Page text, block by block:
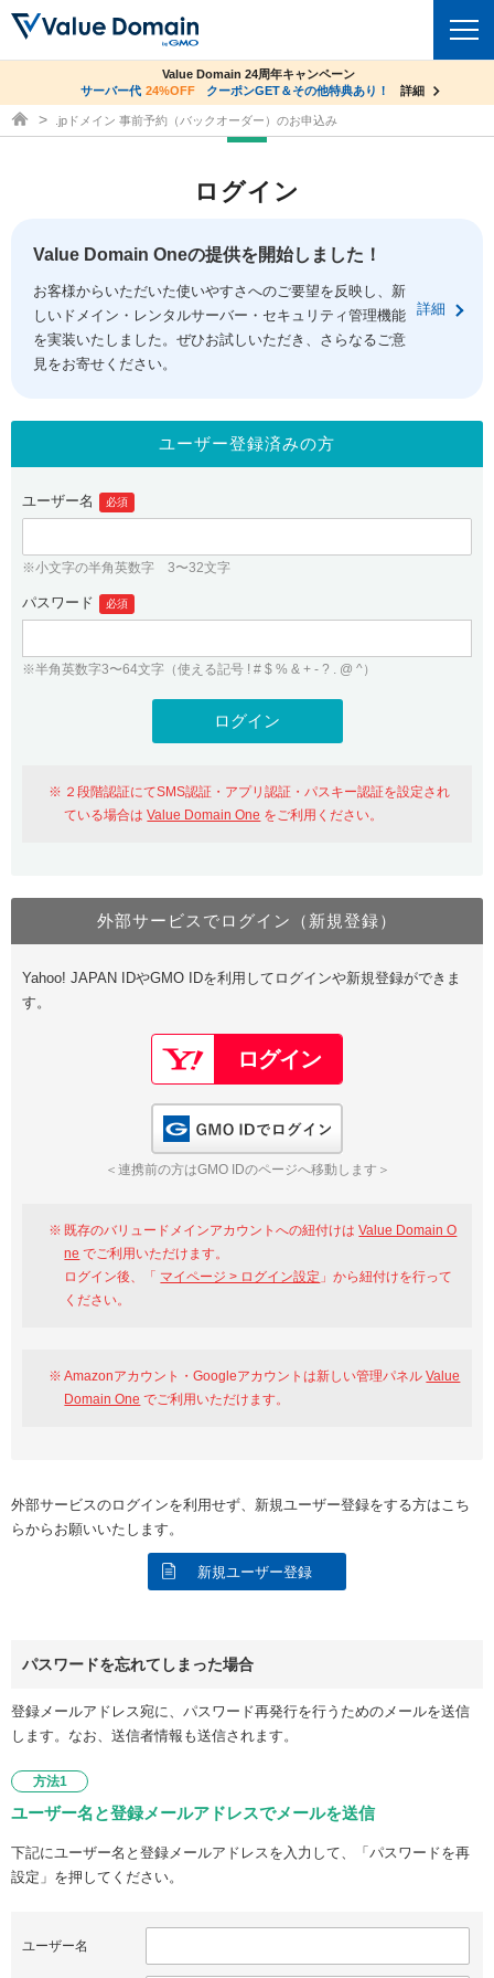
ドメイントップ
ドメイン移管
ドメイン価格一覧
ドメイン一括検索
.jpドメインオークション
gTLDオークション NEW!
.jpドメインバックオーダー
プレミアムドメイン
人気ドメインの種類
WHOIS検索
コアサーバー
バリューサーバー
XREA
セキュリティトップ
Value Domain ネットde診断
SSL証明書
サービストップ
お得意様割引
紹介制度
バリュードメインAPI
ドメイン・ホスティングOEM
facebook
ログイン
従来のバリュードメインをご利用希望の方
Value Domainにログイン
おすすめ One レンタルサーバーを含む最新の機能を使う方
Value Domain Oneにログイン
Google
GMO ID Amazon
※AmazonはValue Domain Oneのログイン画面へ遷移します
ユーザー登録
Value Domain Oneアカウント作成
以下でも登録可能
Google Yahoo!
GMO ID
co.jpドメイン✕コアサーバーV2ビジネス応援キャンペーン
サーバー料金1年間無料
詳細
Value Domain 24周年キャンペーン
サーバー代 24%OFF クーポンGET＆その他特典あり！ 詳細
ドメイン取得ならバリュードメイン
.jpドメイン 事前予約（バックオーダー）のお申込み
ログイン
Value Domain Oneの提供を開始しました！
お客様からいただいた使いやすさへのご要望を反映し、新
しいドメイン・レンタルサーバー・セキュリティ管理機能
を実装いたしました。ぜひお試しいただき、さらなるご意
見をお寄せください。
詳細
ユーザー登録済みの方
ユーザー名 必須
※小文字の半角英数字 3〜32文字
パスワード 必須
※半角英数字3〜64文字（使える記号 ! # $ % & + - ? . @ ^）
２段階認証にてSMS認証・アプリ認証・パスキー認証を設定され
ている場合はValue Domain One をご利用ください。
外部サービスでログイン（新規登録）
Yahoo! JAPAN IDやGMO IDを利用してログインや新規登録ができま
す。
＜連携前の方はGMO IDのページへ移動します＞
既存のバリュードメインアカウントへの紐付けはValue Domain O
ne でご利用いただけます。
ログイン後、「 マイページ > ログイン設定 」から紐付けを行って
ください。
Amazonアカウント・Googleアカウントは新しい管理パネルValue
Domain One でご利用いただけます。
外部サービスのログインを利用せず、新規ユーザー登録をする方はこち
らからお願いいたします。
新規ユーザー登録
パスワードを忘れてしまった場合
登録メールアドレス宛に、パスワード再発行を行うためのメールを送信
します。なお、送信者情報も送信されます。
方法1
ユーザー名と登録メールアドレスでメールを送信
下記にユーザー名と登録メールアドレスを入力して、「パスワードを再
設定」を押してください。
ユーザー名